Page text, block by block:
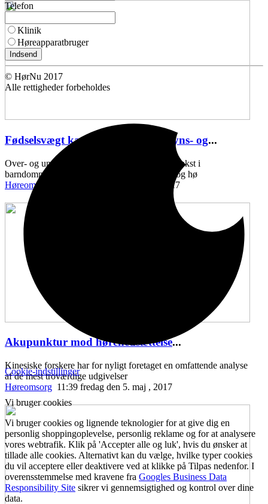
Fødselsvægt kædes sammen med syns- og...
Over- og undervægt ved fødslen, samt ringe vækst i
barndommen, kan kædes sammen med syns- og hø
Høreomsorg
11:43 onsdag den 10. maj , 2017
Akupunktur mod hørenedsættelse...
Kinesiske forskere har for nyligt foretaget en omfattende analyse
af de mest troværdige udgivelser
Høreomsorg 11:39 fredag den 5. maj , 2017
Telefon
Klinik
Høreapparatbruger
Indsend
© HørNu 2017
Alle rettigheder forbeholdes
Cookie-indstillinger
Vi bruger cookies
Vi bruger cookies og lignende teknologier for at give dig en
personlig shoppingoplevelse, personlig reklame og for at analysere
vores webtrafik. Klik på 'Accepter alle og luk', hvis du ønsker at
tillade alle cookies. Alternativt kan du vælge, hvilke typer cookies
du vil acceptere eller deaktivere ved at klikke på Tilpas nedenfor. I
overensstemmelse med kravene fra Googles Business Data
Responsibility Site sikrer vi gennemsigtighed og kontrol over dine
data.